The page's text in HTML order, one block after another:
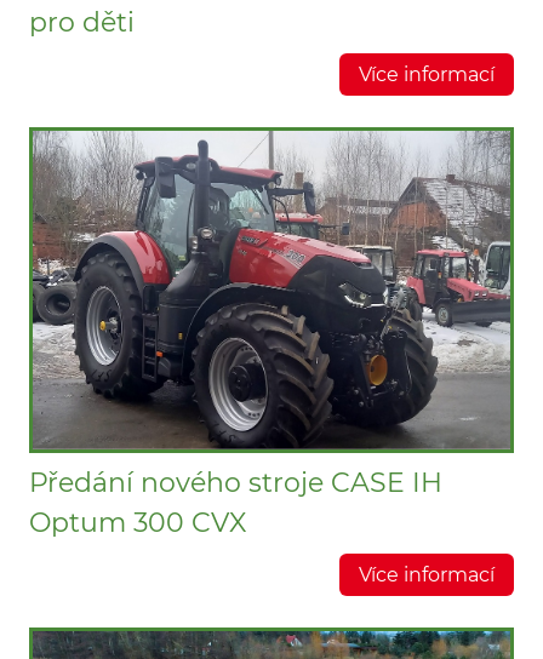
pro děti
Více informací
Předání nového stroje CASE IH
Optum 300 CVX
Více informací